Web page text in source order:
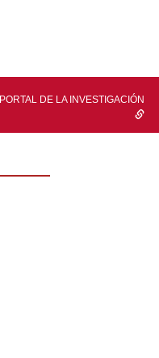
PORTAL DE LA INVESTIGACIÓN